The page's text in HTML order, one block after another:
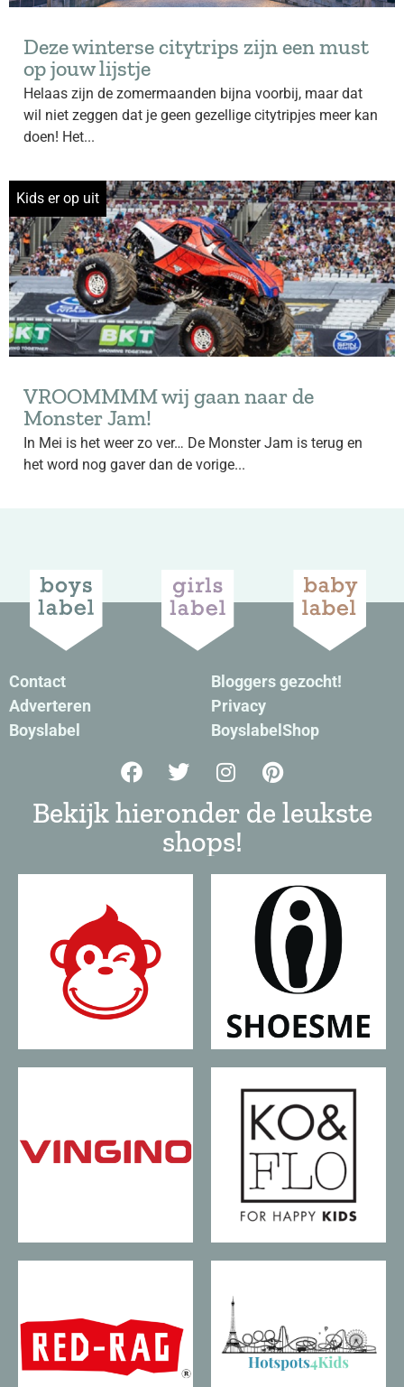
Deze winterse citytrips zijn een must
op jouw lijstje
Helaas zijn de zomermaanden bijna voorbij, maar dat
wil niet zeggen dat je geen gezellige citytripjes meer kan
doen! Het...
Kids er op uit
VROOMMMM wij gaan naar de
Monster Jam!
In Mei is het weer zo ver… De Monster Jam is terug en
het word nog gaver dan de vorige...
Contact
Adverteren
Boyslabel
Bloggers gezocht!
Privacy
BoyslabelShop
Bekijk hieronder de leukste
shops!